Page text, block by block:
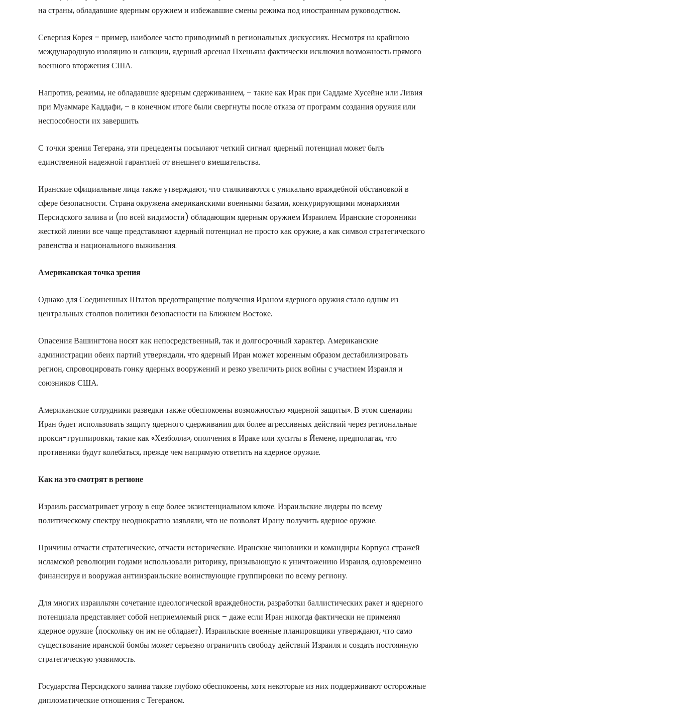
на страны, обладавшие ядерным оружием и избежавшие смены режима под иностранным руководством.
Северная Корея – пример, наиболее часто приводимый в региональных дискуссиях. Несмотря на крайнюю
международную изоляцию и санкции, ядерный арсенал Пхеньяна фактически исключил возможность прямого
военного вторжения США.
Напротив, режимы, не обладавшие ядерным сдерживанием, – такие как Ирак при Саддаме Хусейне или Ливия
при Муаммаре Каддафи, – в конечном итоге были свергнуты после отказа от программ создания оружия или
неспособности их завершить.
С точки зрения Тегерана, эти прецеденты посылают четкий сигнал: ядерный потенциал может быть
единственной надежной гарантией от внешнего вмешательства.
Иранские официальные лица также утверждают, что сталкиваются с уникально враждебной обстановкой в ​​
сфере безопасности. Страна окружена американскими военными базами, конкурирующими монархиями
Персидского залива и (по всей видимости) обладающим ядерным оружием Израилем. Иранские сторонники
жесткой линии все чаще представляют ядерный потенциал не просто как оружие, а как символ стратегического
равенства и национального выживания.
Американская точка зрения
Однако для Соединенных Штатов предотвращение получения Ираном ядерного оружия стало одним из
центральных столпов политики безопасности на Ближнем Востоке.
Опасения Вашингтона носят как непосредственный, так и долгосрочный характер. Американские
администрации обеих партий утверждали, что ядерный Иран может коренным образом дестабилизировать
регион, спровоцировать гонку ядерных вооружений и резко увеличить риск войны с участием Израиля и
союзников США.
Американские сотрудники разведки также обеспокоены возможностью «ядерной защиты». В этом сценарии
Иран будет использовать защиту ядерного сдерживания для более агрессивных действий через региональные
прокси-группировки, такие как «Хезболла», ополчения в Ираке или хуситы в Йемене, предполагая, что
противники будут колебаться, прежде чем напрямую ответить на ядерное оружие.
Как на это смотрят в регионе
Израиль рассматривает угрозу в еще более экзистенциальном ключе. Израильские лидеры по всему
политическому спектру неоднократно заявляли, что не позволят Ирану получить ядерное оружие.
Причины отчасти стратегические, отчасти исторические. Иранские чиновники и командиры Корпуса стражей
исламской революции годами использовали риторику, призывающую к уничтожению Израиля, одновременно
финансируя и вооружая антиизраильские воинствующие группировки по всему региону.
Для многих израильтян сочетание идеологической враждебности, разработки баллистических ракет и ядерного
потенциала представляет собой неприемлемый риск – даже если Иран никогда фактически не применял
ядерное оружие (поскольку он им не обладает). Израильские военные планировщики утверждают, что само
существование иранской бомбы может серьезно ограничить свободу действий Израиля и создать постоянную
стратегическую уязвимость.
Государства Персидского залива также глубоко обеспокоены, хотя некоторые из них поддерживают осторожные
дипломатические отношения с Тегераном.